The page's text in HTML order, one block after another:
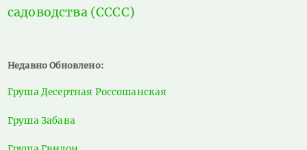
садоводства (СССС)
Недавно Обновлено:
Груша Десертная Россошанская
Груша Забава